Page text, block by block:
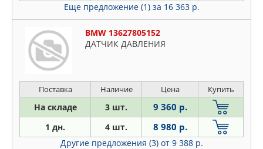
Еще предложение (1) за 16 363 р.
BMW 13627805152
ДАТЧИК ДАВЛЕНИЯ
Поставка Наличие Цена Купить
На складе 3 шт. 9 360 р.
1 дн. 4 шт. 8 980 р.
Другие предложения (3) от 9 388 р.